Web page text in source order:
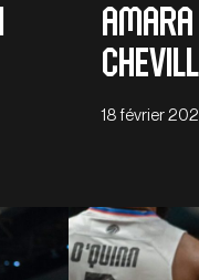
Amara
18 février